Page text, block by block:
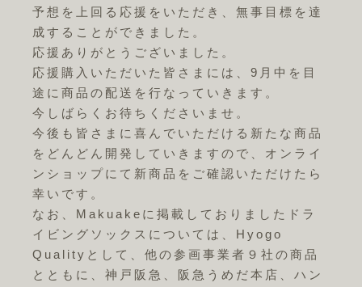
予想を上回る応援をいただき、無事目標を達
成することができました。
応援ありがとうございました。
応援購入いただいた皆さまには、9月中を目
途に商品の配送を行なっていきます。
今しばらくお待ちくださいませ。
今後も皆さまに喜んでいただける新たな商品
をどんどん開発していきますので、オンライ
ンショップにて新商品をご確認いただけたら
幸いです。
なお、Makuakeに掲載しておりましたドラ
イビングソックスについては、Hyogo
Qualityとして、他の参画事業者９社の商品
とともに、神戸阪急、阪急うめだ本店、ハン